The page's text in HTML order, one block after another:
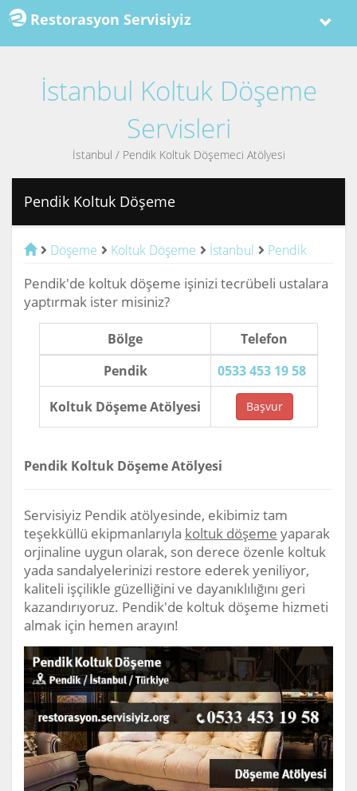
Restorasyon Servisiyiz
İstanbul Koltuk Döşeme
Servisleri
İstanbul / Pendik Koltuk Döşemeci Atölyesi
Pendik Koltuk Döşeme
Döşeme Koltuk Döşeme İstanbul Pendik
Pendik'de koltuk döşeme işinizi tecrübeli ustalara
yaptırmak ister misiniz?
Bölge
Telefon
Pendik
0533 453 19 58
Koltuk Döşeme Atölyesi Başvur
Pendik Koltuk Döşeme Atölyesi
Servisiyiz Pendik atölyesinde, ekibimiz tam
teşekküllü ekipmanlarıyla koltuk döşeme yaparak
orjinaline uygun olarak, son derece özenle koltuk
yada sandalyelerinizi restore ederek yeniliyor,
kaliteli işçilikle güzelliğini ve dayanıklılığını geri
kazandırıyoruz. Pendik'de koltuk döşeme hizmeti
almak için hemen arayın!